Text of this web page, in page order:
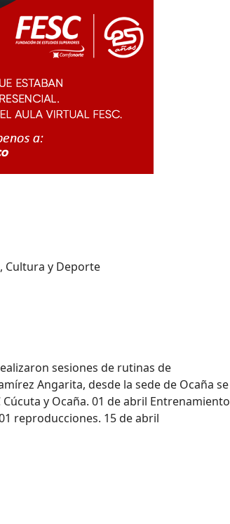
Cultura y Deporte
sesiones de rutinas de
Angarita, desde la sede de Ocaña se
y Ocaña. 01 de abril Entrenamiento
reproducciones. 15 de abril